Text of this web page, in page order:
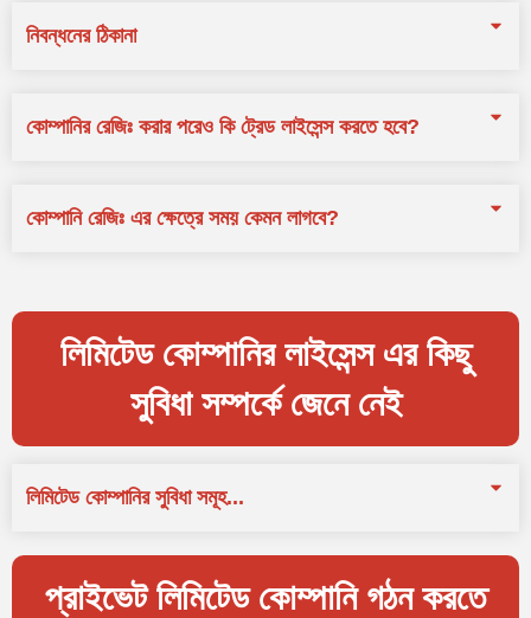
নিবন্ধনের ঠিকানা
কোম্পানির রেজিঃ করার পরেও কি ট্রেড লাইসেন্স করতে হবে?
কোম্পানি রেজিঃ এর ক্ষেত্রে সময় কেমন লাগবে?
লিমিটেড কোম্পানির লাইসেন্স এর কিছু
সুবিধা সম্পর্কে জেনে নেই
লিমিটেড কোম্পানির সুবিধা সমূহ...
প্রাইভেট লিমিটেড কোম্পানি গঠন করতে